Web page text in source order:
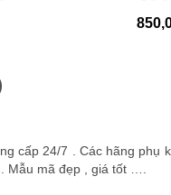
cấp 24/7 . Các hãng phụ
mã đẹp , giá tốt ….